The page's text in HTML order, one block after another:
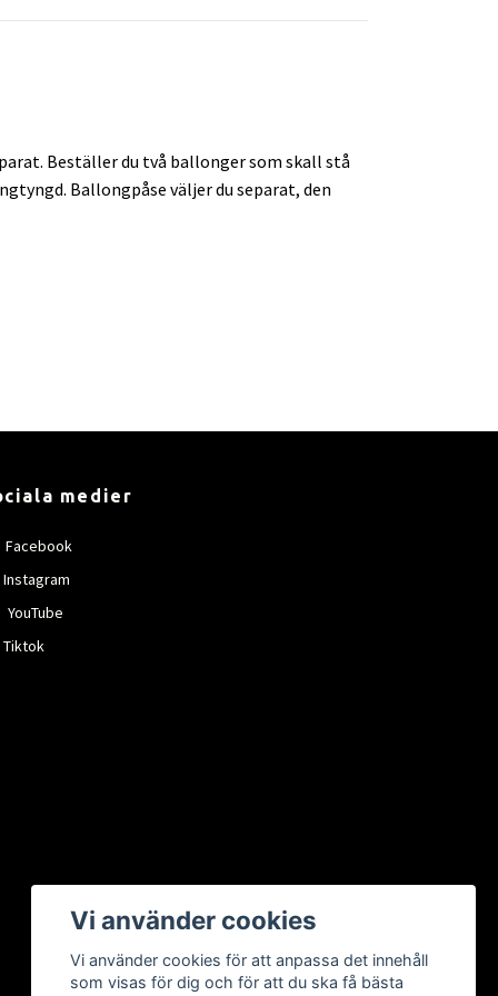
Beställer du två ballonger som skall stå
Ballongpåse väljer du separat, den
medier
Facebook
Instagram
YouTube
Tiktok
Vi använder cookies
Vi använder cookies för att anpassa det innehåll
som visas för dig och för att du ska få bästa